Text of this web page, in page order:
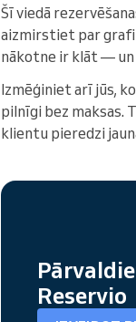
Šī viedā
aizmirstiet par
nākotne ir klāt — un
Izmēģiniet arī jūs,
pilnīgi bez maksas.
klientu pieredzi
Reservio